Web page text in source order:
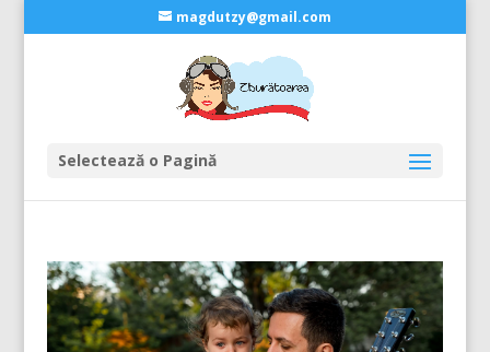
magdutzy@gmail.com
Selectează o Pagină